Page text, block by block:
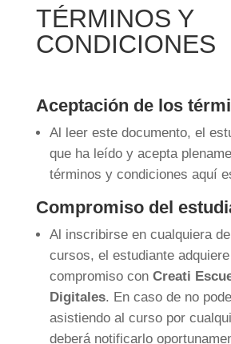
TÉRMINOS Y
CONDICIONES
Aceptación de los
Al leer este documento, el
que ha leído y acepta
términos y condiciones aquí
Compromiso del
Al inscribirse en cualquiera
cursos, el estudiante
compromiso con Creati
Digitales. En caso de no
asistiendo al curso por
deberá notificarlo